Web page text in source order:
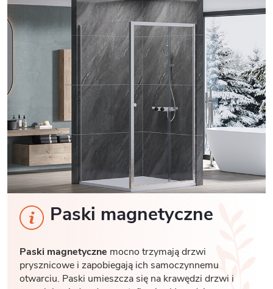
Paski magnetyczne
Paski magnetyczne mocno trzymają drzwi
prysznicowe i zapobiegają ich samoczynnemu
otwarciu. Paski umieszcza się na krawędzi drzwi i